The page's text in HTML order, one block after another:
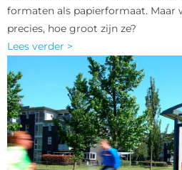
formaten als papierformaat. Maar
precies, hoe groot zijn ze?
Lees verder >